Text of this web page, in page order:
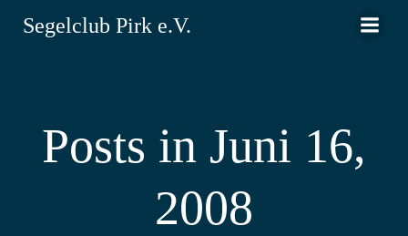
Segelclub Pirk e.V.
Posts in Juni 16,
2008